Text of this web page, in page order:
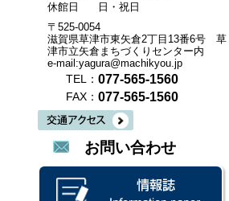
休館日
日・祝日
〒525-0054
滋賀県草津市東矢倉2丁目13番6号 草
津市立矢倉まちづくりセンター内
e-mail:yagura@machikyou.jp
TEL： 077-565-1560
FAX： 077-565-1560
お問い合わせ